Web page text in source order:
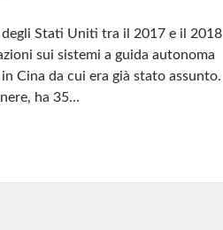
Stati Uniti tra il 2017 e il 2018
sui sistemi a guida autonoma
Cina da cui era già stato assunto.
ha 35…